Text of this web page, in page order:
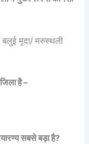
बलुई मृदा/ मरुस्थली
है –
सबसे बड़ा है?